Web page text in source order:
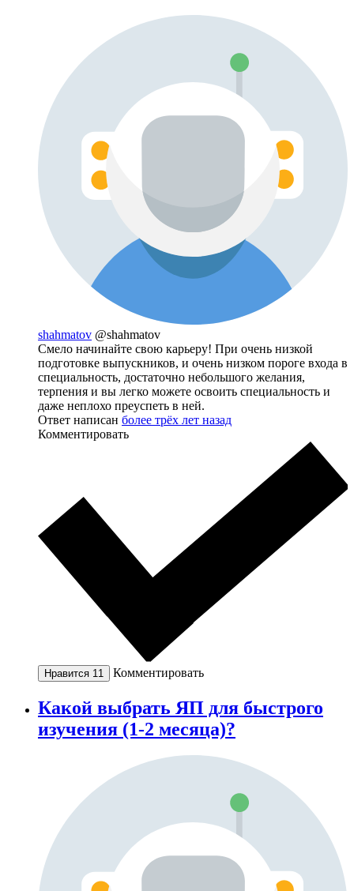
shahmatov @shahmatov
Смело начинайте свою карьеру! При очень низкой
подготовке выпускников, и очень низком пороге входа в
специальность, достаточно небольшого желания,
терпения и вы легко можете освоить специальность и
даже неплохо преуспеть в ней.
Ответ написан более трёх лет назад
Комментировать
Нравится 11 Комментировать
Какой выбрать ЯП для быстрого
изучения (1-2 месяца)?